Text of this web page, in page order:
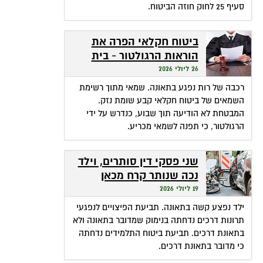
סעיף 25 לחוק חוזה הביטוח.
ביטוח חקלאי הפרה את
הוראות הרגולטור - בית
המשפט חילץ אותה
26 ליולי 2026
רכבה של רות נפגע בתאונה. שמאי מתוך רשימת
השמאים של ביטוח חקלאי קבע שומת נזק.
המבטחת לא הודיעה תוך שבוע, כנדרש על ידי
הרגולטור, כי תפנה לשמאי מכריע.
שני פסקי דין סותרים, וילד
נכה שנותר קרח מכאן
ומכאן
19 ליולי 2026
ילד נפצע קשה בתאונה. תביעת הפיצויים לנפגעי
תרונות דרכים נדחתה בנימוק שמדובר בתאונה ולא
בתאונת דרכים. תביעת ביטוח התלמידים נדחתה
כי מדובר בתאונת דרכים.